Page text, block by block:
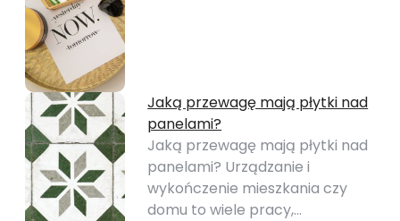
Jaką przewagę mają płytki nad
panelami?
Jaką przewagę mają płytki nad
panelami? Urządzanie i
wykończenie mieszkania czy
domu to wiele pracy,…